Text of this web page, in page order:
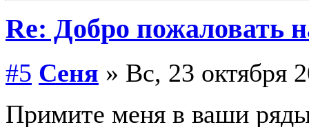
Re: Добро пожаловать
#5 Сеня » Вс, 23 октября
Примите меня в ваши